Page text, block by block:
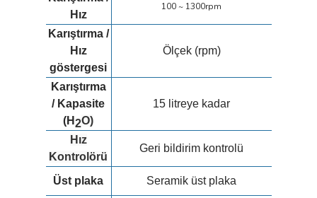
Hız
100 ~ 1300rpm
Karıştırma /
Hız
göstergesi
Ölçek (rpm)
Karıştırma
/ Kapasite
(H2O)
15 litreye kadar
Hız
Kontrolörü
Geri bildirim kontrolü
Üst plaka
Seramik üst plaka